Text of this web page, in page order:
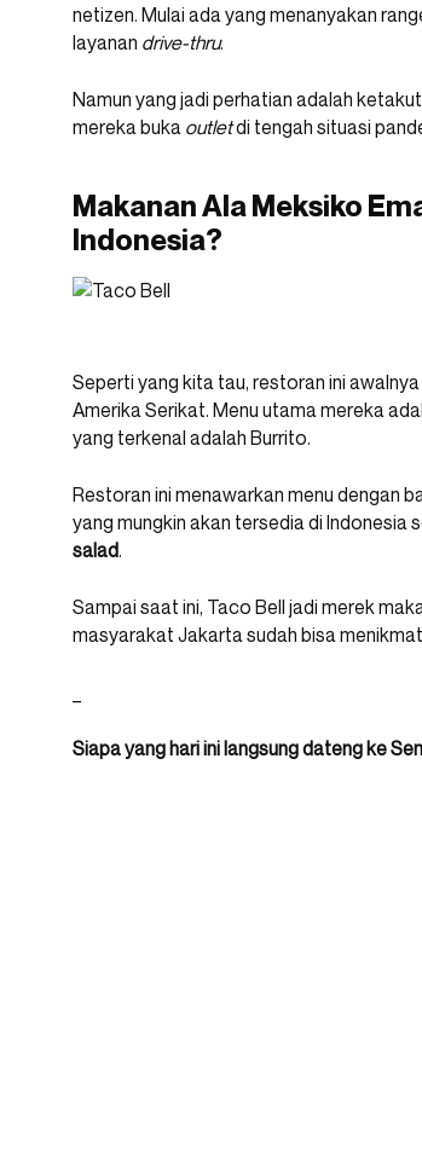
netizen. Mulai ada yang menanyakan
layanan drive-thru.
Namun yang jadi perhatian adalah
mereka buka outletdi tengah situasi
Makanan Ala Meksiko
Indonesia?
Seperti yang kita tau, restoran ini
Amerika Serikat. Menu utama mereka
yang terkenal adalah Burrito.
Restoran ini menawarkan menu dengan
yang mungkin akan tersedia di Indonesia
salad.
Sampai saat ini, Taco Bell jadi merek
masyarakat Jakarta sudah bisa
Siapa yang hari ini langsung dateng ke